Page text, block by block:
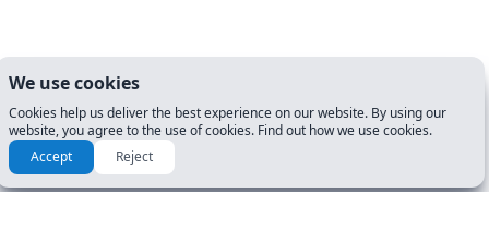
We use cookies
Cookies help us deliver the best experience on our website. By using our
website, you agree to the use of cookies. Find out how we use cookies.
Accept
Reject